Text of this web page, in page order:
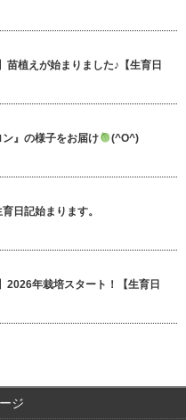
苗植えが始まりました♪【生育日
』の様子をお届け (^O^)
日記始まります。
2026年栽培スタート！【生育日
ジ